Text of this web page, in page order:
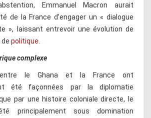
Emmanuel Macron aurait
de la France d’engager un « dialogue
», laissant entrevoir une évolution de
politique.
complexe
le Ghana et la France ont
été façonnées par la diplomatie
par une histoire coloniale directe, le
principalement sous domination